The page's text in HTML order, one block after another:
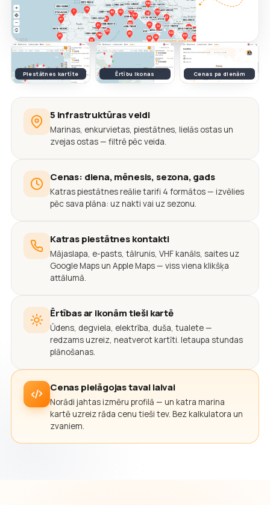
Piestātnes kartīte Ērtību ikonas Cenas pa dienām
5 infrastruktūras veidi
Marinas, enkurvietas, piestātnes, lielās ostas un
zvejas ostas — filtrē pēc veida.
Cenas: diena, mēnesis, sezona, gads
Katras piestātnes reālie tarifi 4 formātos — izvēlies
pēc sava plāna: uz nakti vai uz sezonu.
Katras piestātnes kontakti
Mājaslapa, e-pasts, tālrunis, VHF kanāls, saites uz
Google Maps un Apple Maps — viss viena klikšķa
attālumā.
Ērtības ar ikonām tieši kartē
Ūdens, degviela, elektrība, duša, tualete —
redzams uzreiz, neatverot kartīti. Ietaupa stundas
plānošanas.
Cenas pielāgojas tavai laivai
Norādi jahtas izmēru profilā — un katra marina
kartē uzreiz rāda cenu tieši tev. Bez kalkulatora un
zvaniem.